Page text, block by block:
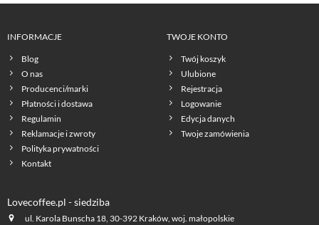
INFORMACJE
Blog
O nas
Producenci/marki
Płatności i dostawa
Regulamin
Reklamacje i zwroty
Polityka prywatności
Kontakt
TWOJE KONTO
Twój koszyk
Ulubione
Rejestracja
Logowanie
Edycja danych
Twoje zamówienia
Lovecoffee.pl - siedziba
ul. Karola Bunscha 18, 30-392 Kraków, woj. małopolskie